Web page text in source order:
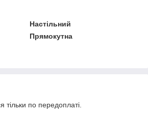
Настільний
Прямокутна
тільки по передоплаті.